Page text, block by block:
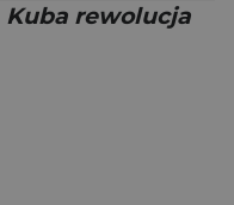
Kuba rewolucja